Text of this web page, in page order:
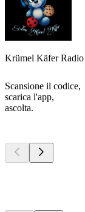
Krümel Käfer Radio
Scansione il codice,
scarica l'app,
ascolta.